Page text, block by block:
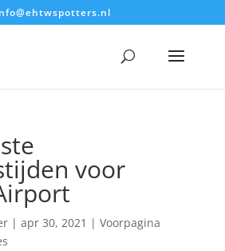
voor
| apr 30, 2021 | Voorpagina